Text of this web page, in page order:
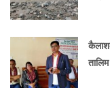
तालिम